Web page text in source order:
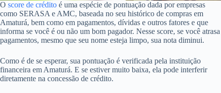
O score de crédito é uma espécie de pontuação dada por empresas
como SERASA e AMC, baseada no seu histórico de compras em
Amaturá, bem como em pagamentos, dívidas e outros fatores e que
informa se você é ou não um bom pagador. Nesse score, se você atrasa
pagamentos, mesmo que seu nome esteja limpo, sua nota diminui.
Como é de se esperar, sua pontuação é verificada pela instituição
financeira em Amaturá. E se estiver muito baixa, ela pode interferir
diretamente na concessão de crédito.